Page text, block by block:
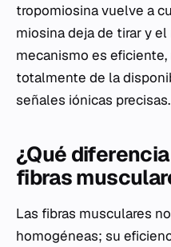
tropomiosina vuelve a
miosina deja de tirar y
mecanismo es
totalmente de la
señales iónicas precisas.
¿Qué
fibras
Las fibras musculares
homogéneas; su